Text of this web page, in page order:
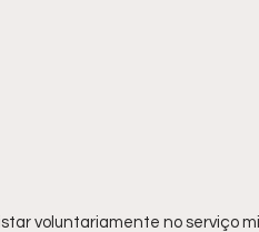
voluntariamente no serviço